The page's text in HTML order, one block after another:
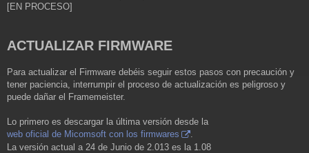
[EN PROCESO]
ACTUALIZAR FIRMWARE
Para actualizar el Firmware debéis seguir estos pasos con precaución y
tener paciencia, interrumpir el proceso de actualización es peligroso y
puede dañar el Framemeister.
Lo primero es descargar la última versión desde la
web oficial de Micomsoft con los firmwares
La versión actual a 24 de Junio de 2.013 es la 1.08